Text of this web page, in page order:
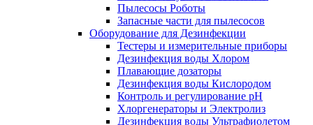
Пылесосы Роботы
Запасные части для пылесосов
Оборудование для Дезинфекции
Тестеры и измерительные приборы
Дезинфекция воды Хлором
Плавающие дозаторы
Дезинфекция воды Кислородом
Контроль и регулирование рН
Хлоргенераторы и Электролиз
Дезинфекция воды Ультрафиолетом